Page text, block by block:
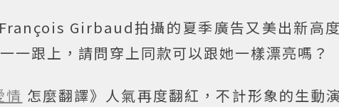
Girbaud拍攝的夏季廣告又美出新高
一跟上，請問穿上同款可以跟她一樣漂亮嗎？
情 怎麼翻譯》人氣再度翻紅，不計形象的生動